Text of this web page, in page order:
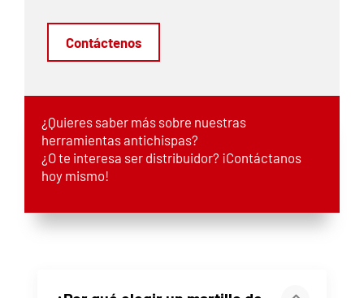
Contáctenos
¿Quieres saber más sobre nuestras
herramientas antichispas?
¿O te interesa ser distribuidor? ¡Contáctanos
hoy mismo!